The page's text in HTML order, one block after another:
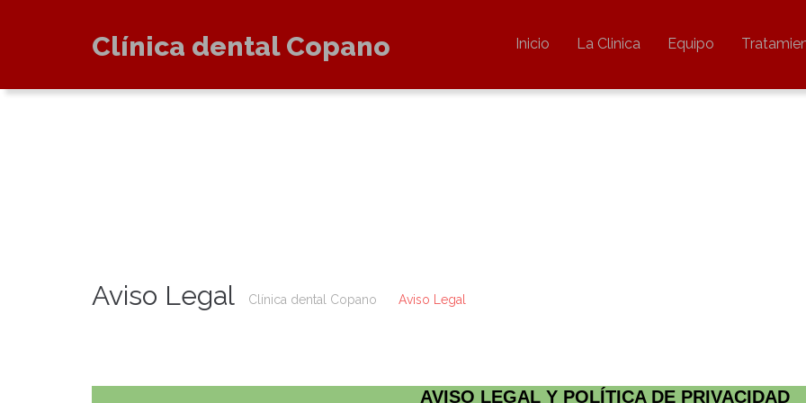
Clínica dental Copano Inicio La Clinica Equipo
Aviso Legal Clínica dental Copano Aviso Legal
AVISO LEGAL Y POLÍTICA DE PRIVACIDAD